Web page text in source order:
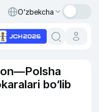
O‘zbekcha
bo‘lib